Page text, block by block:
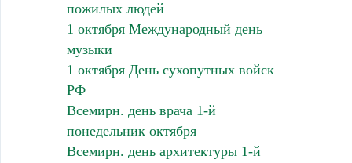
пожилых людей
1 октября Международный день
музыки
1 октября День сухопутных войск
РФ
Всемирн. день врача 1-й
понедельник октября
Всемирн. день архитектуры 1-й